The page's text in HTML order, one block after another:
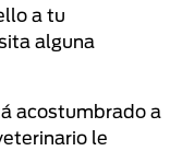
a tu
alguna
acostumbrado a
le